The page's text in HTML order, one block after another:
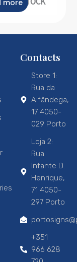
more
Contacts
Store 1:
Rua da
Alfândega,
17 4050-
029 Porto
Loja 2:
Rua
Infante D.
Henrique,
71 4050-
297 Porto
+351
966 628